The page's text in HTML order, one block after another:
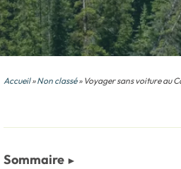
Accueil»Non classé» Voyager sans voiture au
Sommaire